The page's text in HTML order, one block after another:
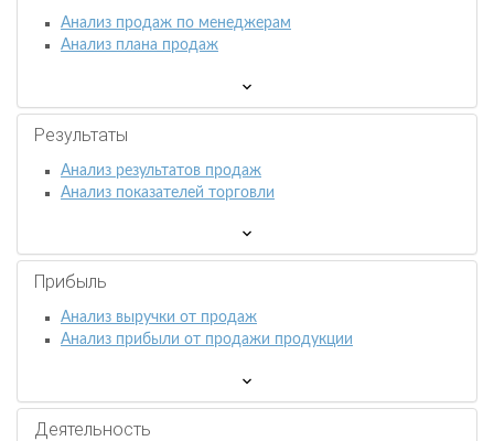
Анализ продаж по менеджерам
Анализ плана продаж
Результаты
Анализ результатов продаж
Анализ показателей торговли
Прибыль
Анализ выручки от продаж
Анализ прибыли от продажи продукции
Деятельность